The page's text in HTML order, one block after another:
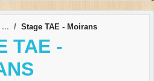
Stage TAE - Moirans
TAE -